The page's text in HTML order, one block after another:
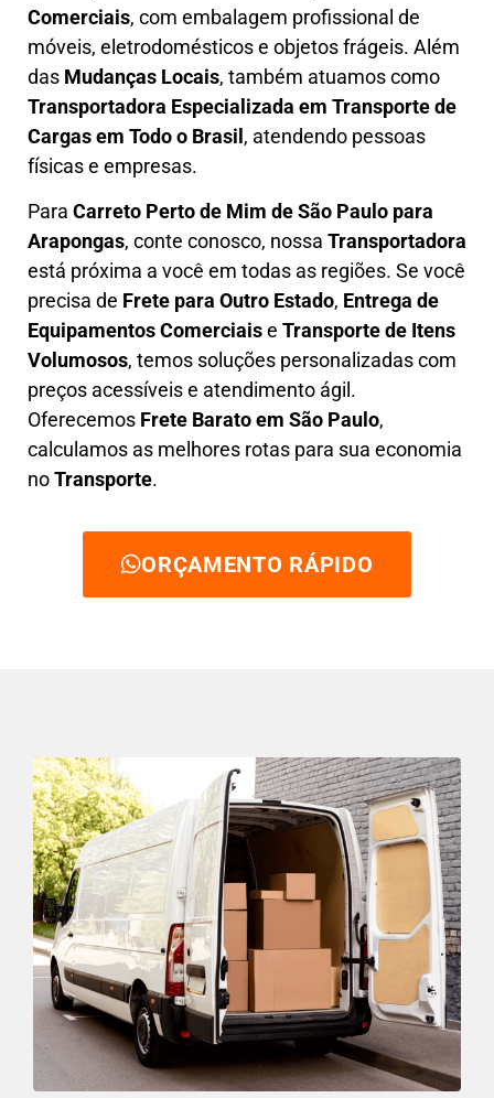
Comerciais, com embalagem profissional de
móveis, eletrodomésticos e objetos frágeis. Além
das Mudanças Locais, também atuamos como
Transportadora Especializada em Transporte de
Cargas em Todo o Brasil, atendendo pessoas
físicas e empresas.
Para Carreto Perto de Mim de São Paulo para
Arapongas, conte conosco, nossa Transportadora
está próxima a você em todas as regiões. Se você
precisa de Frete para Outro Estado, Entrega de
Equipamentos Comerciaise Transporte de Itens
Volumosos, temos soluções personalizadas com
preços acessíveis e atendimento ágil .
Oferecemos Frete Baratoem São Paulo,
calculamos as melhores rotas para sua economia
noTransporte.
ORÇAMENTO RÁPIDO